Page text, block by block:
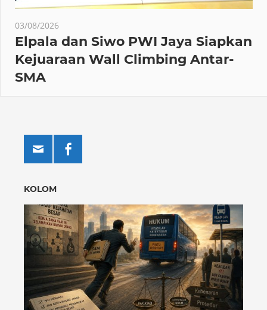
03/08/2026
Elpala dan Siwo PWI Jaya Siapkan
Kejuaraan Wall Climbing Antar-
SMA
KOLOM